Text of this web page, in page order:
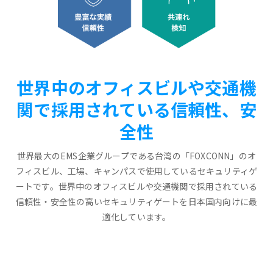
世界中のオフィスビルや交通機
関で採用されている信頼性、安
全性
世界最大のEMS企業グループである台湾の「FOXCONN」のオ
フィスビル、工場、キャンパスで使用しているセキュリティゲ
ートです。世界中のオフィスビルや交通機関で採用されている
信頼性・安全性の高いセキュリティゲートを日本国内向けに最
適化しています。